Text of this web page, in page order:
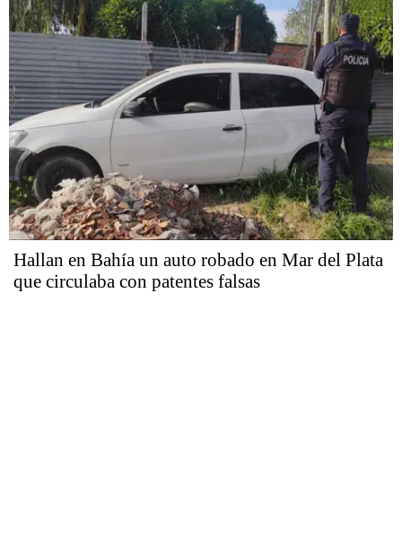
Hallan en Bahía un auto robado en Mar del Plata
que circulaba con patentes falsas